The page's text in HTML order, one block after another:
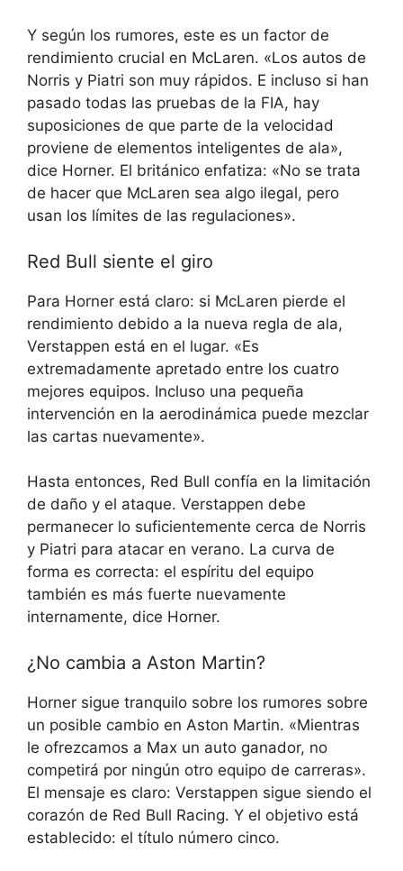
Y según los rumores, este es un factor de
rendimiento crucial en McLaren. «Los autos de
Norris y Piatri son muy rápidos. E incluso si han
pasado todas las pruebas de la FIA, hay
suposiciones de que parte de la velocidad
proviene de elementos inteligentes de ala»,
dice Horner. El británico enfatiza: «No se trata
de hacer que McLaren sea algo ilegal, pero
usan los límites de las regulaciones».
Red Bull siente el giro
Para Horner está claro: si McLaren pierde el
rendimiento debido a la nueva regla de ala,
Verstappen está en el lugar. «Es
extremadamente apretado entre los cuatro
mejores equipos. Incluso una pequeña
intervención en la aerodinámica puede mezclar
las cartas nuevamente».
Hasta entonces, Red Bull confía en la limitación
de daño y el ataque. Verstappen debe
permanecer lo suficientemente cerca de Norris
y Piatri para atacar en verano. La curva de
forma es correcta: el espíritu del equipo
también es más fuerte nuevamente
internamente, dice Horner.
¿No cambia a Aston Martin?
Horner sigue tranquilo sobre los rumores sobre
un posible cambio en Aston Martin. «Mientras
le ofrezcamos a Max un auto ganador, no
competirá por ningún otro equipo de carreras».
El mensaje es claro: Verstappen sigue siendo el
corazón de Red Bull Racing. Y el objetivo está
establecido: el título número cinco.